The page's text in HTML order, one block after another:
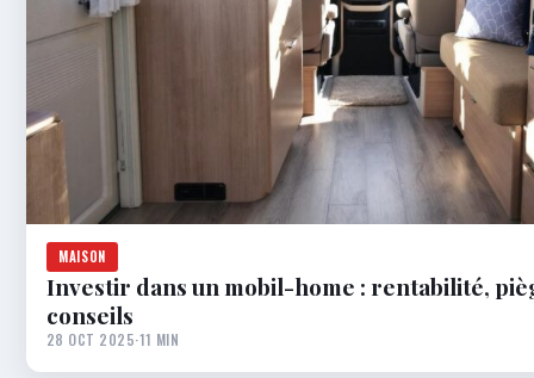
MAISON
Investir dans un mobil-home : rentabilité,
conseils
28 OCT 2025·11 MIN